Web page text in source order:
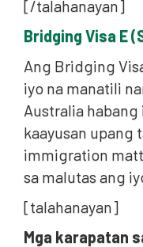
[/talahanayan]
Bridging Visa E
Ang Bridging
iyo na manatili
Australia
kaayusan upang
immigration
sa malutas ang
[talahanayan]
Mga karapatan